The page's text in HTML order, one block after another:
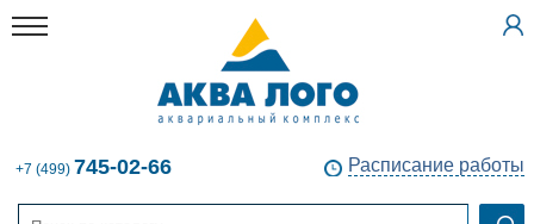
+7 (499) 745-02-66 Расписание работы